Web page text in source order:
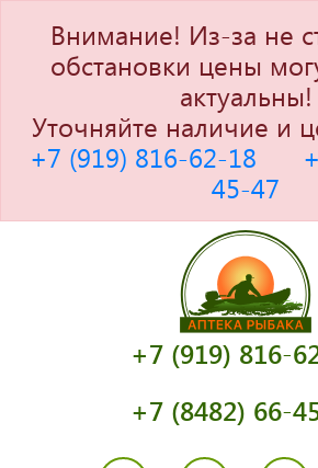
Внимание! Из-за не
обстановки цены
актуальны!
Уточняйте наличие и
+7 (919) 816-62-18
45-47
+7 (919) 816-
+7 (8482) 66-